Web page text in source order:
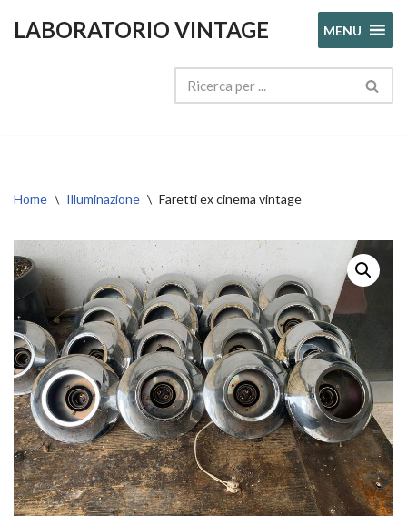
LABORATORIO VINTAGE MENU
Home \ Illuminazione \ Faretti ex cinema vintage